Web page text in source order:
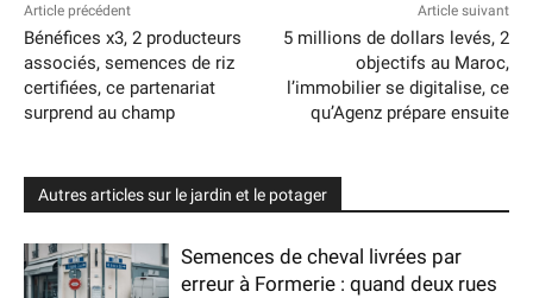
Article précédent
Bénéfices x3, 2 producteurs
associés, semences de riz
certifiées, ce partenariat
surprend au champ
Article suivant
5 millions de dollars levés, 2
objectifs au Maroc,
l’immobilier se digitalise, ce
qu’Agenz prépare ensuite
Autres articles sur le jardin et le potager
Semences de cheval livrées par
erreur à Formerie : quand deux rues